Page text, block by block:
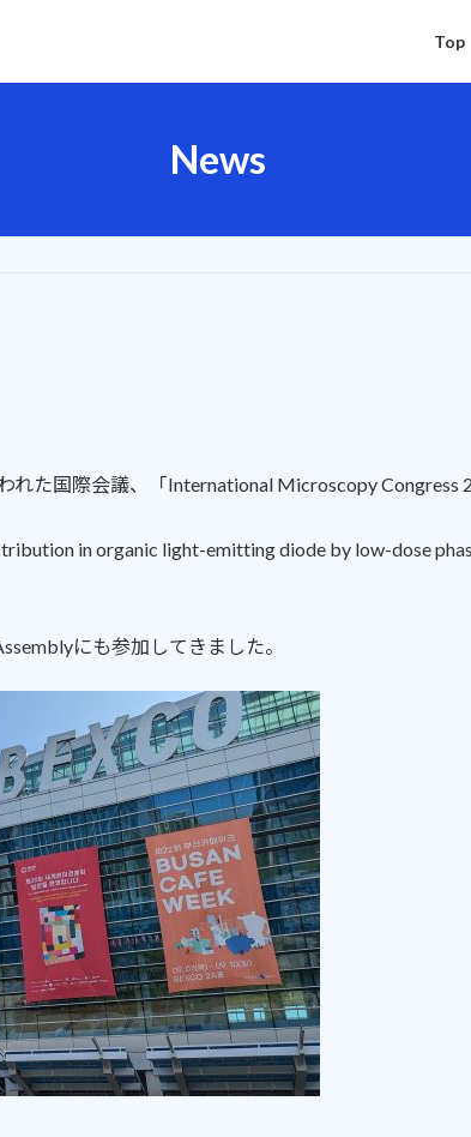
Top
News
れた国際会議、「International Microscopy
in organic light-emitting diode by low-dose
にも参加してきました。